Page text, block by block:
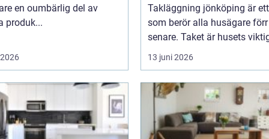
en oumbärlig del av
produk...
Takläggning jönköping är
som berör alla husägare
senare. Taket är husets
13 juni 2026